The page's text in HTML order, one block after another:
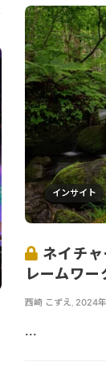
インサイト
ネイチ
レームワ
西崎 こずえ 2024
...